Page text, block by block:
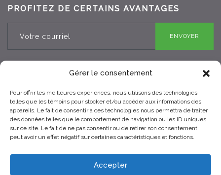
Gérer le consentement
Pour offrir les meilleures expériences, nous utilisons des technologies
telles que les témoins pour stocker et/ou accéder aux informations des
appareils. Le fait de consentir à ces technologies nous permettra de traiter
des données telles que le comportement de navigation ou les ID uniques
sur ce site. Le fait de ne pas consentir ou de retirer son consentement
peut avoir un effet négatif sur certaines caractéristiques et fonctions.
Accepter
PROFITEZ DE CERTAINS AVANTAGES
ENVOYER
RBQ 8330-0970-25